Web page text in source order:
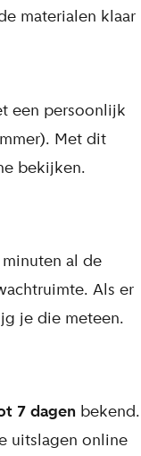
materialen klaar
een persoonlijk
Met dit
bekijken.
al de
Als er
je die meteen.
7 dagen bekend.
uitslagen online